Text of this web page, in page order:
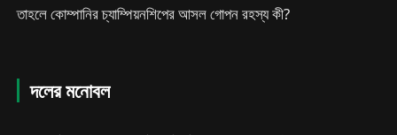
তাহলে কোম্পানির চ্যাম্পিয়নশিপের আসল গোপন রহস্য কী?
দলের মনোবল